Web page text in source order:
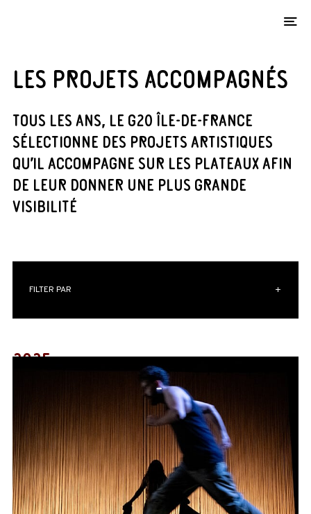
LES PROJETS ACCOMPAGNÉS
TOUS LES ANS, LE G20 ÎLE-DE-FRANCE
SÉLECTIONNE DES PROJETS ARTISTIQUES
QU’IL ACCOMPAGNE SUR LES PLATEAUX AFIN
DE LEUR DONNER UNE PLUS GRANDE
VISIBILITÉ
FILTER PAR
2025